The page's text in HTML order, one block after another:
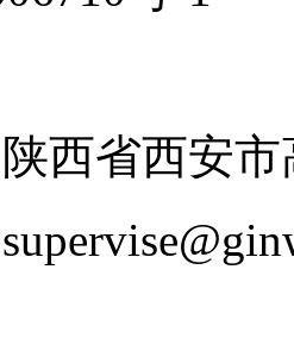
陕西省西安